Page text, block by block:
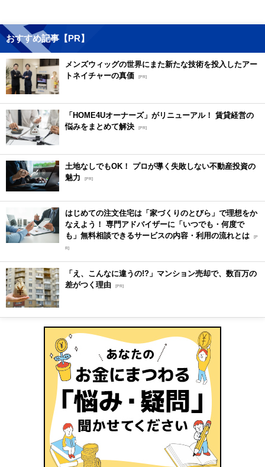
おすすめ記事【PR】
メンズウィッグの世界にまた新たな技術を投入したアー
トネイチャーの真価 [PR]
「HOME4Uオーナーズ」がリニューアル！ 賃貸経営の
悩みをまとめて解決 [PR]
土地なしでもOK！ プロが導く失敗しない不動産投資の
魅力
[PR]
はじめての注文住宅は「家づくりのとびら」で理想をか
なえよう！ 専門アドバイザーに「いつでも・何度で
も」無料相談できるサービスの内容・利用の流れとは [P
R]
「え、こんなに違うの!?」マンション売却で、数百万の
差がつく理由 [PR]